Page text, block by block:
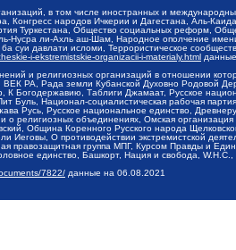
в том числе иностранных и
народов Ичкерии и Дагестана, Аль-
Туркестана, Общество социальных реформ,
Нусра ли-Ахль аш-Шам, Народное ополчение
суи давлати исломи, Террористическое
i-ekstremistskie-organizacii-i-materialy.html
и религиозных организаций в отношении
ВЕК РА, Рада земли Кубанской Духовно Родовой
К Богодержавию, Таблиги Джамаат, Русское
Буль, Национал-социалистическая рабочая
Русь, Русское национальное единство,
о религиозных объединениях, Омская
Община Коренного Русского народа
Иеговы, О противодействии экстремистской
правозащитная группа МПГ, Курсом Правды и
единство, Башкорт, Нация и свобода,
7822/ данные на 06.08.2021